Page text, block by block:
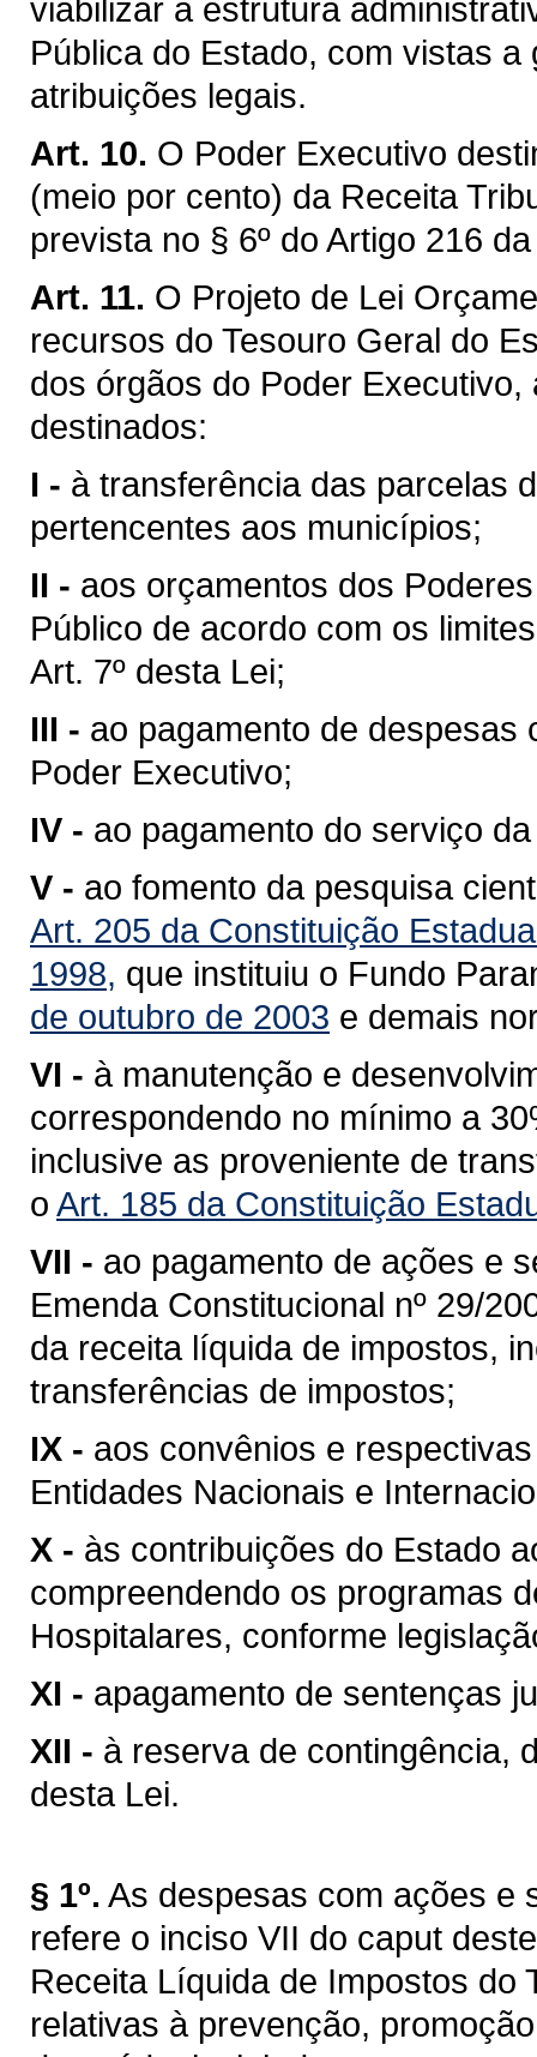
viabilizar a estrutura
Pública do Estado, com vistas
atribuições legais.
Art. 10. O Poder Executivo
(meio por cento) da Receita
prevista no § 6º do Artigo 216
Art. 11. O Projeto de Lei
recursos do Tesouro Geral do
dos órgãos do Poder
destinados:
I - à transferência das parcelas
pertencentes aos municípios;
II - aos orçamentos dos
Público de acordo com os
Art. 7º desta Lei;
III - ao pagamento de despesas
Poder Executivo;
IV - ao pagamento do serviço
V - ao fomento da pesquisa
Art. 205 da Constituição
1998, que instituiu o Fundo
de outubro de 2003 e demais
VI - à manutenção e
correspondendo no mínimo a
inclusive as proveniente de
o Art. 185 da Constituição
VII - ao pagamento de ações e
Emenda Constitucional nº 29/
da receita líquida de impostos,
transferências de impostos;
IX - aos convênios e
Entidades Nacionais e
X - às contribuições do Estado
compreendendo os programas
Hospitalares, conforme
XI - apagamento de sentenças
XII - à reserva de contingência,
desta Lei.
§ 1º. As despesas com ações e
refere o inciso VII do caput
Receita Líquida de Impostos do
relativas à prevenção,